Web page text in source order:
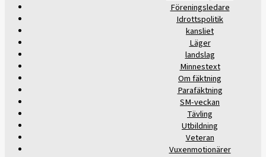
Föreningsledare
Idrottspolitik
kansliet
Läger
landslag
Minnestext
Om fäktning
Parafäktning
SM-veckan
Tävling
Utbildning
Veteran
Vuxenmotionärer